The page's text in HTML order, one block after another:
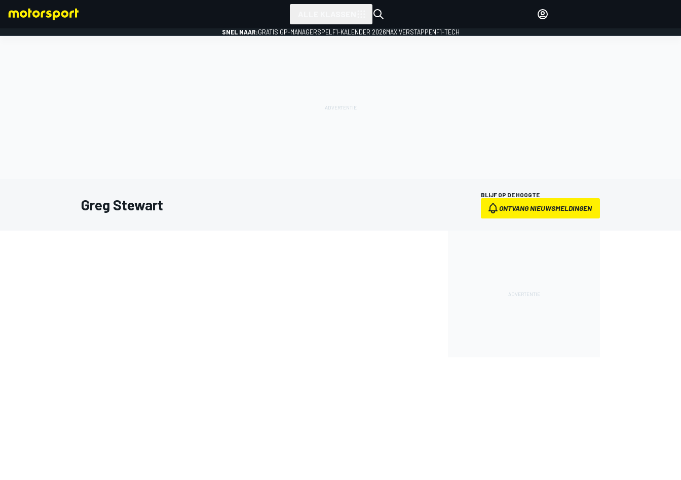
SNEL NAAR:GRATIS GP-MANAGERSPEL F1-KALENDER 2026MAX VERSTAPPENF1-TECH
Greg Stewart
BLIJF OP DE HOOGTE
ONTVANG NIEUWSMELDINGEN